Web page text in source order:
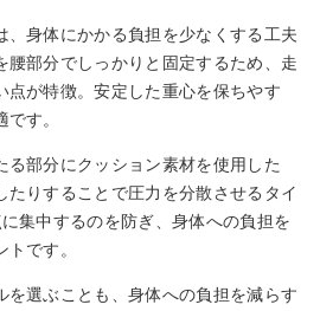
、身体にかかる負担を少なくする工夫
腰部分でしっかりと固定するため、走
点が特徴。安定した重心を保ちやす
す。
る部分にクッション素材を使用した
たりすることで圧力を分散させるタイ
集中するのを防ぎ、身体への負担を
です。
を選ぶことも、身体への負担を減らす